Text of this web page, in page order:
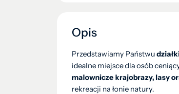
Opis
Przedstawiamy Państwu
idealne miejsce dla osób
malownicze krajobrazy, lasy
rekreacji na łonie natury.